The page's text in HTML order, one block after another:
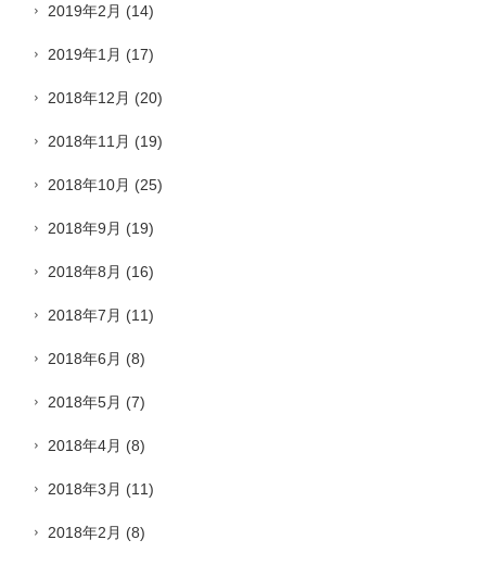
2019年2月 (14)
2019年1月 (17)
2018年12月 (20)
2018年11月 (19)
2018年10月 (25)
2018年9月 (19)
2018年8月 (16)
2018年7月 (11)
2018年6月 (8)
2018年5月 (7)
2018年4月 (8)
2018年3月 (11)
2018年2月 (8)